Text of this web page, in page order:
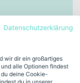
Terrain.
Datenschutzerklärung
wir dir ein großartiges
alle Optionen findest
deine Cookie-